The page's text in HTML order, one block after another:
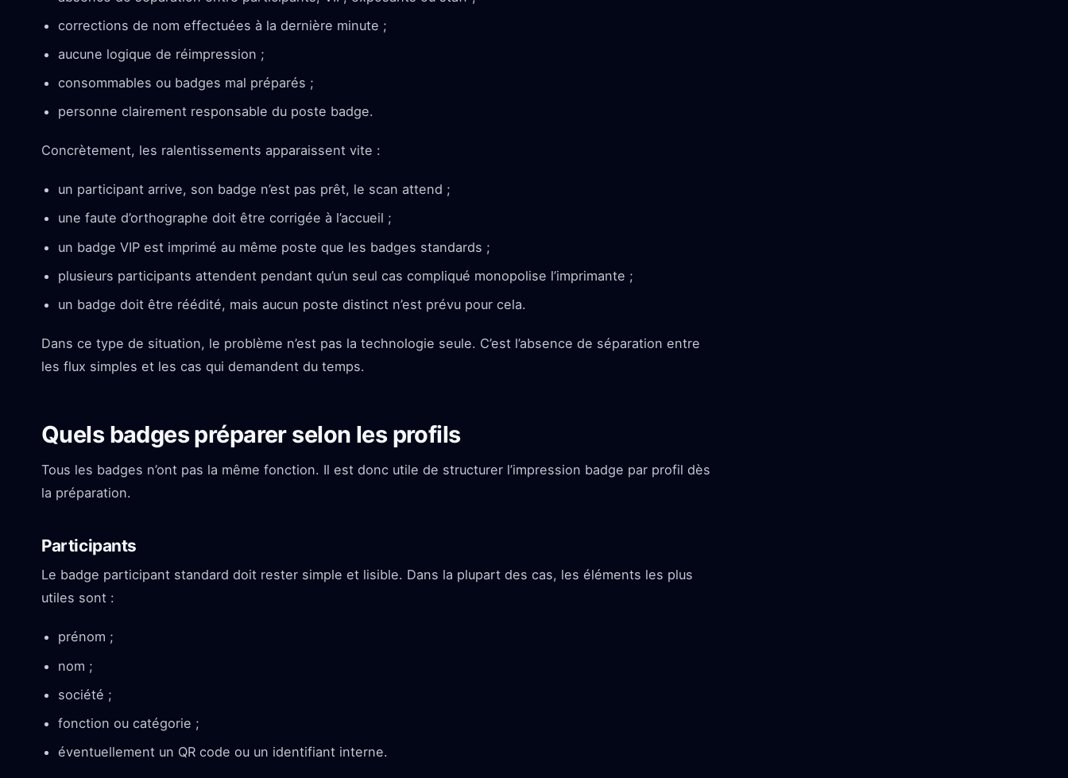
corrections de nom effectuées à la dernière minute ;
aucune logique de réimpression ;
consommables ou badges mal préparés ;
personne clairement responsable du poste badge.
Concrètement, les ralentissements apparaissent vite :
un participant arrive, son badge n’est pas prêt, le scan attend ;
une faute d’orthographe doit être corrigée à l’accueil ;
un badge VIP est imprimé au même poste que les badges standards ;
plusieurs participants attendent pendant qu’un seul cas compliqué monopolise l’imprimante ;
un badge doit être réédité, mais aucun poste distinct n’est prévu pour cela.
Dans ce type de situation, le problème n’est pas la technologie seule. C’est l’absence de séparation entre
les flux simples et les cas qui demandent du temps.
Quels badges préparer selon les profils
Tous les badges n’ont pas la même fonction. Il est donc utile de structurer l’impression badge par profil dès
la préparation.
Participants
Le badge participant standard doit rester simple et lisible. Dans la plupart des cas, les éléments les plus
utiles sont :
prénom ;
nom ;
société ;
fonction ou catégorie ;
éventuellement un QR code ou un identifiant interne.